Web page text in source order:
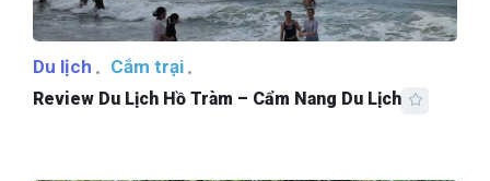
Du lịch Cắm trại
Review Du Lịch Hồ Tràm – Cẩm Nang Du Lịch